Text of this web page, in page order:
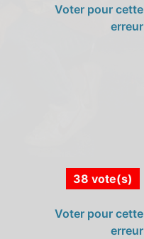
Voter pour cette
erreur
38 vote(s)
Voter pour cette
erreur